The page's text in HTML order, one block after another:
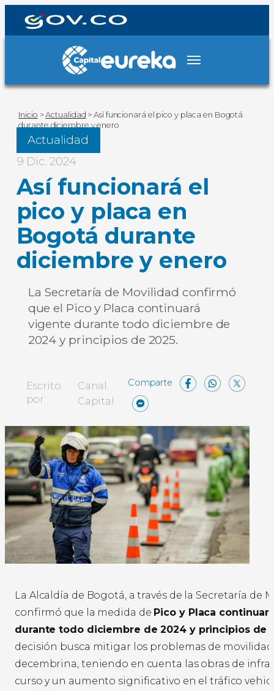
Inicio >Actualidad >Así funcionará el pico y placa en Bogotá
durante diciembre y enero
Actualidad
9 Dic. 2024
Así funcionará el
pico y placa en
Bogotá durante
diciembre y enero
La Secretaría de Movilidad confirmó
que el Pico y Placa continuará
vigente durante todo diciembre de
2024 y principios de 2025.
Escrito
por:
Canal
Capital
La Alcaldía de Bogotá, a través de la Secretaría de
confirmó que la medida de Pico y Placa
durante todo diciembre de 2024 y principios de
decisión busca mitigar los problemas de
decembrina, teniendo en cuenta las obras de
curso y un aumento significativo en el tráfico